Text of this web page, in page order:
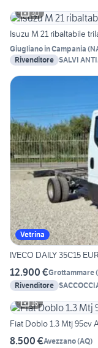
30
Isuzu M 21 ribaltabile
Giugliano in Campania (
Rivenditore SALVI
Vetrina
IVECO DAILY 35C15
12.900 €Grottammare(
Rivenditore
16
Fiat Doblo 1.3 Mtj 95cv
8.500 €Avezzano(AQ)